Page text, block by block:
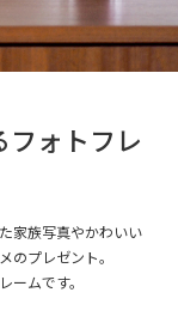
フォトフレ
家族写真やかわいい
のプレゼント。
ームです。